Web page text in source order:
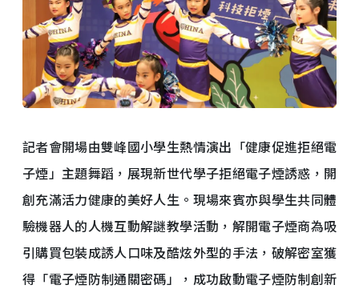
記者會開場由雙峰國小學生熱情演出「健康促進拒絕電
子煙」主題舞蹈，展現新世代學子拒絕電子煙誘惑，開
創充滿活力健康的美好人生。現場來賓亦與學生共同體
驗機器人的人機互動解謎教學活動，解開電子煙商為吸
引購買包裝成誘人口味及酷炫外型的手法，破解密室獲
得「電子煙防制通關密碼」，成功啟動電子煙防制創新